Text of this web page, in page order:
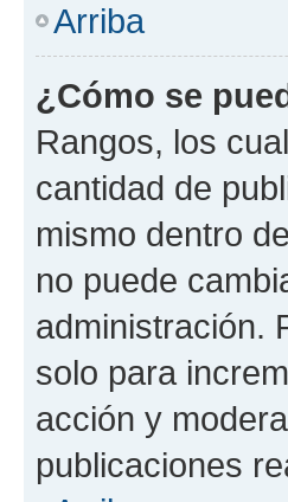
Arriba
¿Cómo se
Rangos, los
cantidad de
mismo dentro
no puede
administración.
solo para
acción y
publicaciones